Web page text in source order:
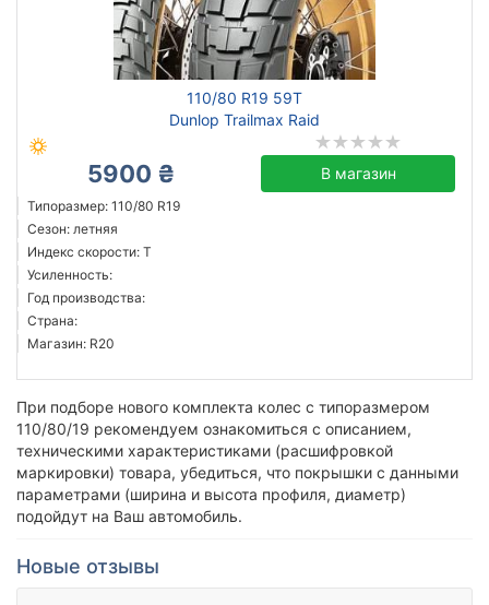
110/80 R19 59T
Dunlop Trailmax Raid
5900 ₴ В магазин
Типоразмер: 110/80 R19
Сезон: летняя
Индекс скорости: T
Усиленность:
Год производства:
Страна:
Магазин: R20
При подборе нового комплекта колес с типоразмером
110/80/19 рекомендуем ознакомиться с описанием,
техническими характеристиками (расшифровкой
маркировки) товара, убедиться, что покрышки с данными
параметрами (ширина и высота профиля, диаметр)
подойдут на Ваш автомобиль.
Новые отзывы